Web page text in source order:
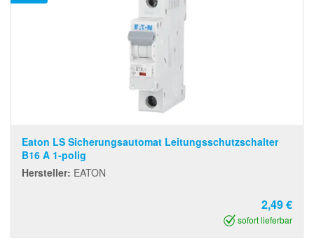
Eaton LS Sicherungsautomat Leitungsschutzschalter
B16 A 1-polig
Hersteller: EATON
2,49 €
sofort lieferbar